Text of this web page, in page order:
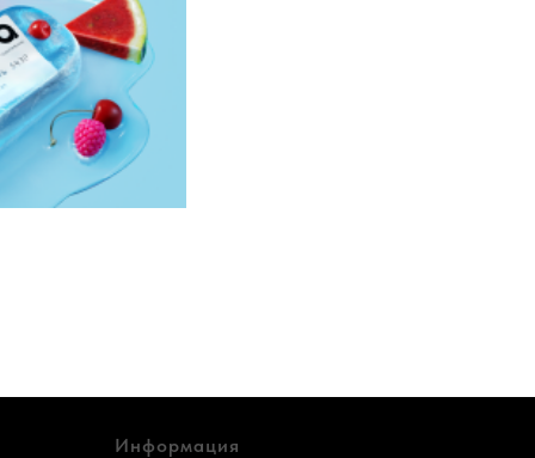
Информация